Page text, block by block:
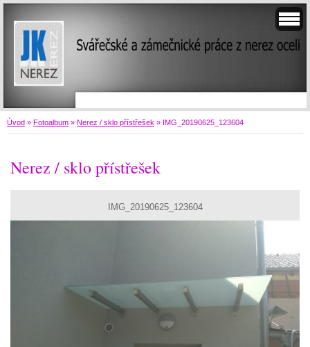
Úvod » Fotoalbum » Nerez / sklo přístřešek » IMG_20190625_123604
Nerez / sklo přístřešek
IMG_20190625_123604